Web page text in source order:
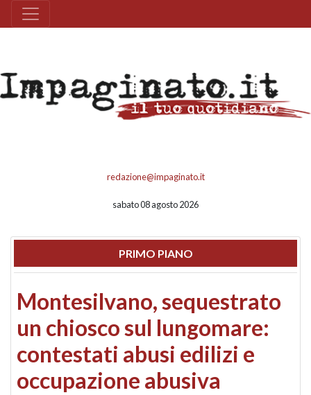
redazione@impaginato.it
sabato 08 agosto 2026
PRIMO PIANO
Montesilvano, sequestrato
un chiosco sul lungomare:
contestati abusi edilizi e
occupazione abusiva